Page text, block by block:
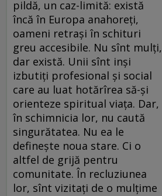
pildă, un caz-limită: există
încă în Europa anahoreţi,
oameni retraşi în schituri
greu accesibile. Nu sînt mulţi,
dar există. Unii sînt inşi
izbutiţi profesional şi social
care au luat hotărîrea să-şi
orienteze spiritual viaţa. Dar,
în schimnicia lor, nu caută
singurătatea. Nu ea le
defineşte noua stare. Ci o
altfel de grijă pentru
comunitate. În recluziunea
lor, sînt vizitaţi de o mulţime